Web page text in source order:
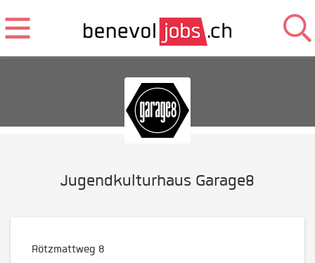
Jugendkulturhaus Garage8
Rötzmattweg 8